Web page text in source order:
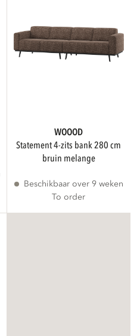
WOOOD
statement 4-zits bank 280 cm
bruin melange
Beschikbaar over 9 weken
To order